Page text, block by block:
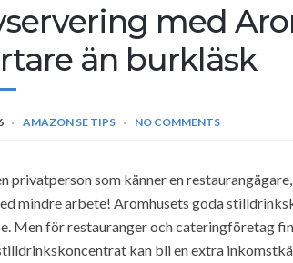
med
än burkläsk
AMAZON SE TIPS NO COMMENTS
privatperson som känner en
mindre arbete! Aromhusets goda
Men för restauranger och cateringföretag
kan bli en extra